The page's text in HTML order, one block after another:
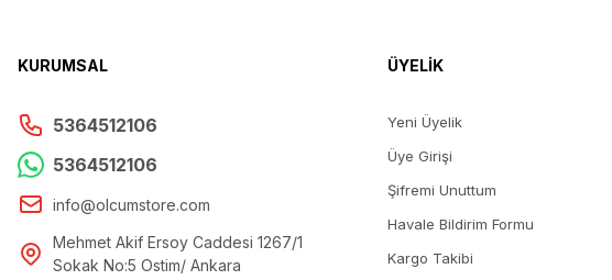
KURUMSAL
5364512106
5364512106
info@olcumstore.com
Mehmet Akif Ersoy Caddesi 1267/1
Sokak No:5 Ostim/ Ankara
ÜYELİK
Yeni Üyelik
Üye Girişi
Şifremi Unuttum
Havale Bildirim Formu
Kargo Takibi